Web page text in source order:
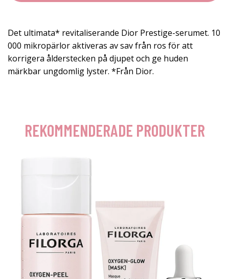
Det ultimata* revitaliserande Dior Prestige-serumet. 10
000 mikropärlor aktiveras av sav från ros för att
korrigera ålderstecken på djupet och ge huden
märkbar ungdomlig lyster. *Från Dior.
REKOMMENDERADE PRODUKTER